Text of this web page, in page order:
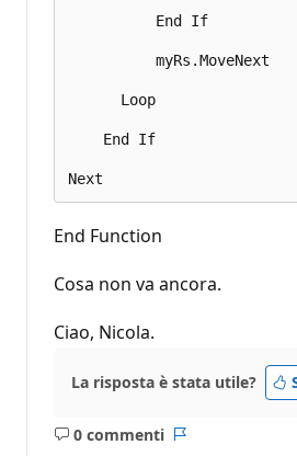
          End If
          myRs.MoveNext
      Loop
    End If
End Function
Cosa non va ancora.
Ciao, Nicola.
La risposta è stata utile?
0 commenti
Nessun